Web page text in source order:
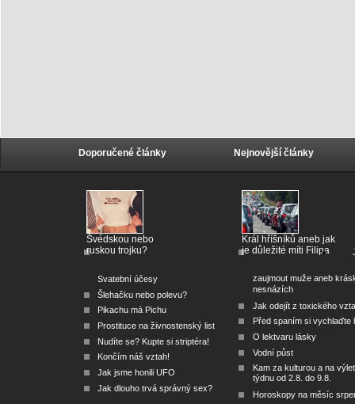
Doporučené články
Švédskou nebo
ruskou trojku?
Svatební účesy
Šlehačku nebo polevu?
Pikachu má Pichu
Prostituce na živnostenský list
Nudíte se? Kupte si striptéra!
Končím náš vztah!
Jak jsme honili UFO
Jak dlouho trvá správný sex?
Nejnovější články
Král hříšníků aneb jak
je důležité míti Filipa
zaujmout muže aneb
nesnázích
Jak odejít z toxického
Před spaním si vychlaďte
O lektvaru lásky
Vodní půst
Kam za kulturou a na
týdnu od 2.8. do 9.8.
Horoskopy na měsíc